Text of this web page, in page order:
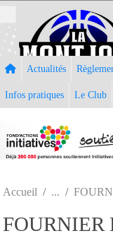
Actualités
Infos pratiques Le Club
Accueil
FOURNIER
Panneau de gestion des